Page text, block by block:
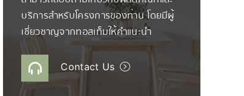
บริการสำหรับโครงการของท่าน โดยมีผู้
เชี่ยวชาญจากทอสเท็มให้คำแนะนำ
Contact Us